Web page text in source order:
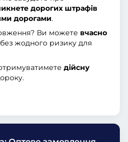
дорогих штрафів
дорогами.
Ви можете вчасно
без жодного ризику для
дійсну